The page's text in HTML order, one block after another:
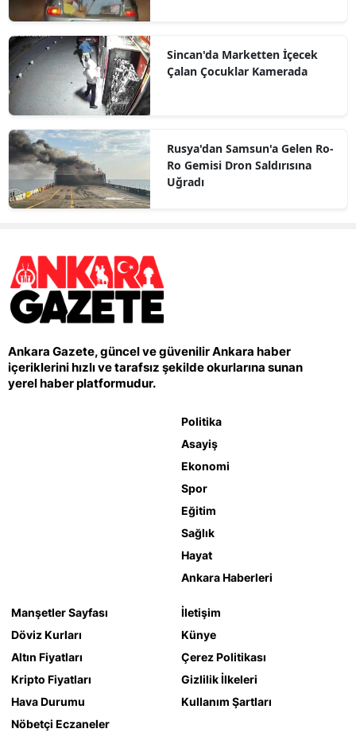
Sincan'da Marketten İçecek
Çalan Çocuklar Kamerada
Rusya'dan Samsun'a Gelen Ro-
Ro Gemisi Dron Saldırısına
Uğradı
Ankara Gazete, güncel ve güvenilir Ankara haber
içeriklerini hızlı ve tarafsız şekilde okurlarına sunan
yerel haber platformudur.
Politika
Asayiş
Ekonomi
Spor
Eğitim
Sağlık
Hayat
Ankara Haberleri
Manşetler Sayfası
Döviz Kurları
Altın Fiyatları
Kripto Fiyatları
Hava Durumu
Nöbetçi Eczaneler
İletişim
Künye
Çerez Politikası
Gizlilik İlkeleri
Kullanım Şartları